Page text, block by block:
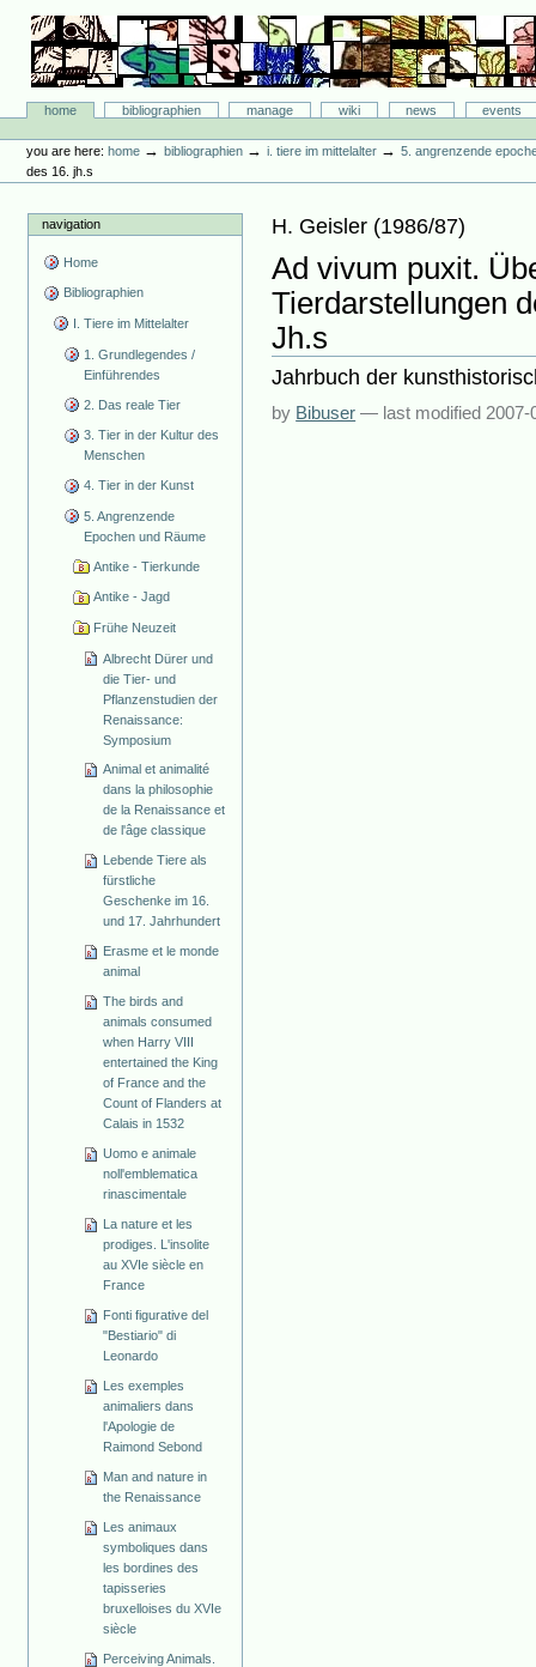
content.
navigation
Bibliographie-Portal
Sectionshome bibliographien manage wiki news
events
tools
you are here: home →bibliographien →i. tiere im mittelalter →5. angrenzende
des 16. jh.s
navigation
Home
Bibliographien
I. Tiere im Mittelalter
1. Grundlegendes /
Einführendes
2. Das reale Tier
3. Tier in der Kultur des
Menschen
4. Tier in der Kunst
5. Angrenzende
Epochen und Räume
Antike - Tierkunde
Antike - Jagd
Frühe Neuzeit
Albrecht Dürer und
die Tier- und
Pflanzenstudien der
Renaissance:
Symposium
Animal et animalité
dans la philosophie
de la Renaissance et
de l'âge classique
Lebende Tiere als
fürstliche
Geschenke im 16.
und 17. Jahrhundert
Erasme et le monde
animal
The birds and
animals consumed
when Harry VIII
entertained the King
of France and the
Count of Flanders at
Calais in 1532
Uomo e animale
noll'emblematica
rinascimentale
La nature et les
prodiges. L'insolite
au XVIe siècle en
France
Fonti figurative del
"Bestiario" di
Leonardo
Les exemples
animaliers dans
l'Apologie de
Raimond Sebond
Man and nature in
the Renaissance
Les animaux
symboliques dans
les bordines des
tapisseries
bruxelloises du XVIe
siècle
Perceiving Animals.
H. Geisler (1986/87)
Ad vivum puxit.
Tierdarstellungen
Jh.s
Jahrbuch der
by Bibuser — last modified 2007-